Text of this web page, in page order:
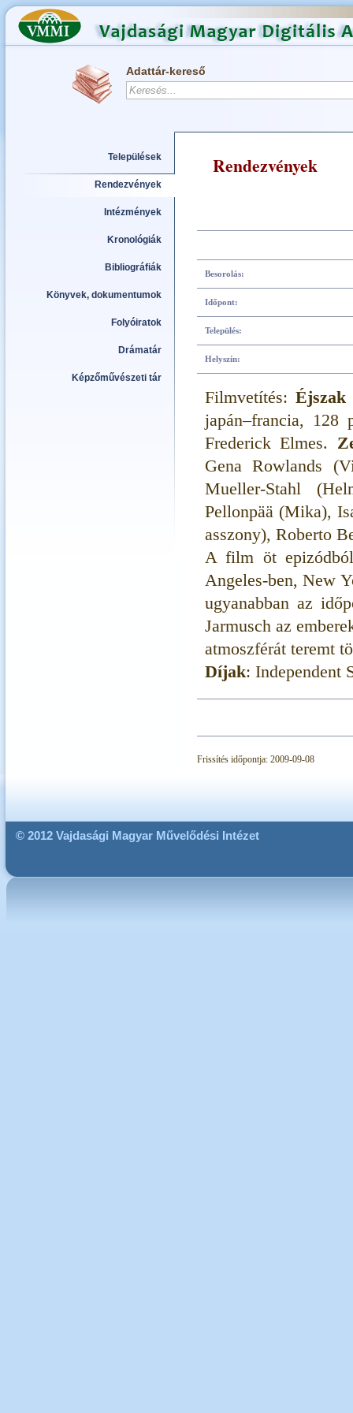
Adattár-kereső
Települések
Rendezvények
Intézmények
Kronológiák
Bibliográfiák
Könyvek, dokumentumok
Folyóiratok
Drámatár
Képzőművészeti tár
Rendezvények
Besorolás:
Időpont:
Település:
Helyszín:
Filmvetítés: Éjszak
japán–francia, 128
Frederick Elmes.
Gena Rowlands
Mueller-Stahl
Pellonpää (Mika),
asszony), Roberto
A film öt
Angeles-ben, New
ugyanabban az
Jarmusch az
atmoszférát teremt
Díjak: Independent
Frissítés időpontja: 2009-09-08
© 2012 Vajdasági Magyar Művelődési Intézet